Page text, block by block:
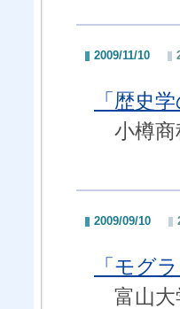
2009/11/10
「歴史
小樽商
2009/09/10
「モグ
富山大